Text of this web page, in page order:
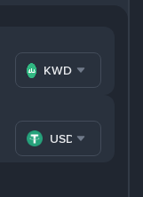
KWD
USDT